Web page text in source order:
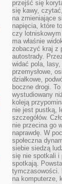
przejść się
się kawy,
na zmieniające
napięcia, które
czy
ma właśnie
zobaczyć kraj z
autostrady.
widać pola,
przemysłowe,
działkowe,
boczne drogi.
wystudiowany
koleją
nie jest pustką,
szczegółów.
nie przecina go
naprawdę. W
społeczna
siebie siedzą
się nie spotkali i
spotkają.
tymczasowości.
na komputerze,